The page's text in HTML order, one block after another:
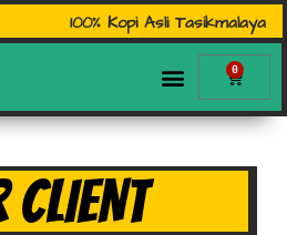
100% Kopi Asli Tasikmalaya
0
CLIENT